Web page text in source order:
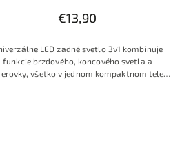
€13,90
LED zadné svetlo 3v1 kombinuje
funkcie brzdového, koncového svetla a
všetko v jednom kompaktnom tele.